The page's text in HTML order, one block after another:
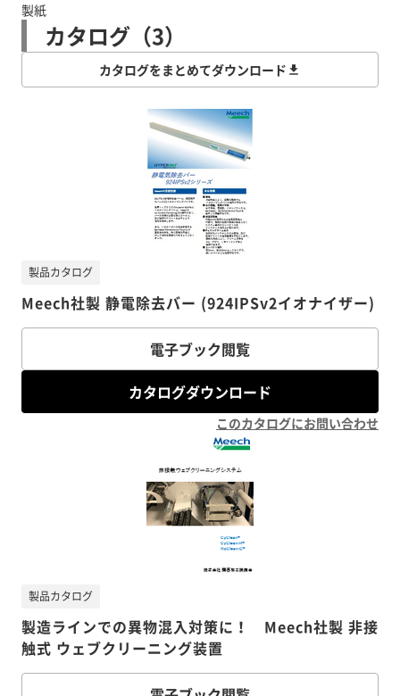
製紙
カタログ（3）
カタログをまとめてダウンロード
Meech社製 静電除去バー (924IPSv2イオナイザー)
製品カタログ
電子ブック閲覧
カタログダウンロード
このカタログにお問い合わせ
製造ラインでの異物混入対策に！ Meech社製 非接
触式 ウェブクリーニング装置
製品カタログ